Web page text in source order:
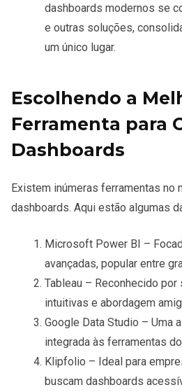
dashboards modernos se
e outras soluções,
um único lugar.
Escolhendo a
Ferramenta para
Dashboards
Existem inúmeras ferramentas no
dashboards. Aqui estão algumas
Microsoft Power BI –
avançadas, popular entre
Tableau – Reconhecido
intuitivas e abordagem
Google Data Studio – Uma
integrada às ferramentas
Klipfolio – Ideal para
buscam dashboards